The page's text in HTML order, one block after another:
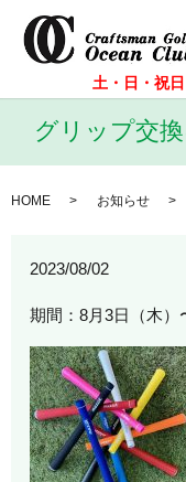
土・日・祝
グリップ交
HOME お知らせ
2023/08/02
期間：8月3日（木）